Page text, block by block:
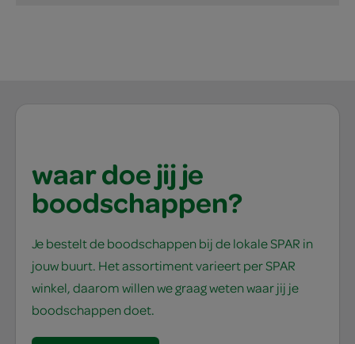
waar doe jij je
boodschappen?
Je bestelt de boodschappen bij de lokale SPAR in
jouw buurt. Het assortiment varieert per SPAR
winkel, daarom willen we graag weten waar jij je
boodschappen doet.